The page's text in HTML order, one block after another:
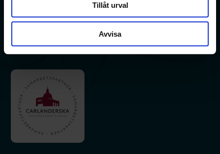
Tillåt urval
Avvisa
Åderbråck Ådernät
Kroppspulsåderbråck